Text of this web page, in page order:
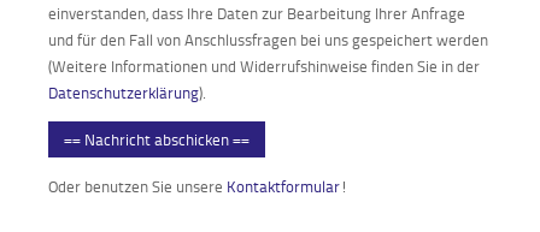
einverstanden, dass Ihre Daten zur Bearbeitung Ihrer Anfrage
und für den Fall von Anschlussfragen bei uns gespeichert werden
(Weitere Informationen und Widerrufshinweise finden Sie in der
Datenschutzerklärung).
== Nachricht abschicken ==
Oder benutzen Sie unsere Kontaktformular!